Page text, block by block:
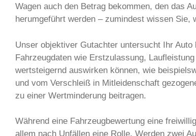
Wagen auch den Betrag bekommen, den das
herumgeführt werden – zumindest wissen Sie,
Unser objektiver Gutachter untersucht Ihr
Fahrzeugdaten wie Erstzulassung,
wertsteigernd auswirken können, wie
und vom Verschleiß in Mitleidenschaft
zu einer Wertminderung beitragen.
Während eine Fahrzeugbewertung eine
allem nach Unfällen eine Rolle. Werden zwei